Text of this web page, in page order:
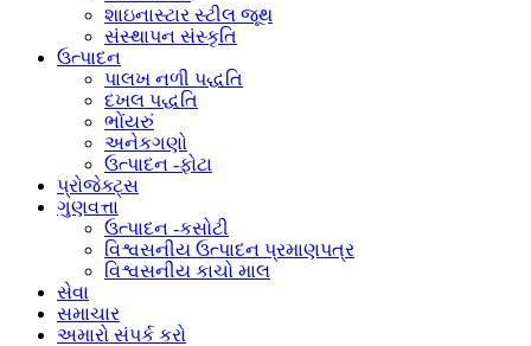
શાઇનાસ્ટાર સ્ટીલ જૂથ
સંસ્થાપન સંસ્કૃતિ
ઉત્પાદન
પાલખ નળી પદ્ધતિ
દખલ પદ્ધતિ
ભોંયરું
અનેકગણો
ઉત્પાદન -ફોટા
પ્રોજેક્ટ્સ
ગુણવત્તા
ઉત્પાદન -કસોટી
વિશ્વસનીય ઉત્પાદન પ્રમાણપત્ર
વિશ્વસનીય કાચો માલ
સેવા
સમાચાર
અમારો સંપર્ક કરો